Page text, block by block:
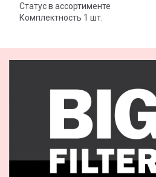
Статус в ассортименте
Комплектность 1 шт.